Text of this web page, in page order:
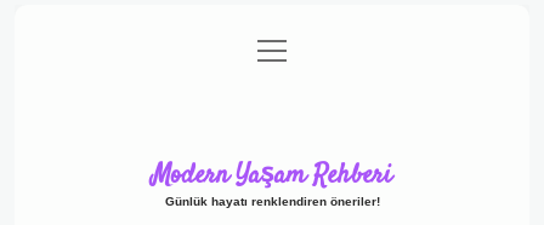
Gizlilik Politikası
menüyü
aç
Modern Yaşam Rehberi
Günlük hayatı renklendiren öneriler!